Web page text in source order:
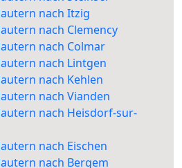
nach Itzig
nach Clemency
nach Colmar
nach Lintgen
nach Kehlen
nach Vianden
nach Heisdorf-sur-
nach Eischen
nach Bergem